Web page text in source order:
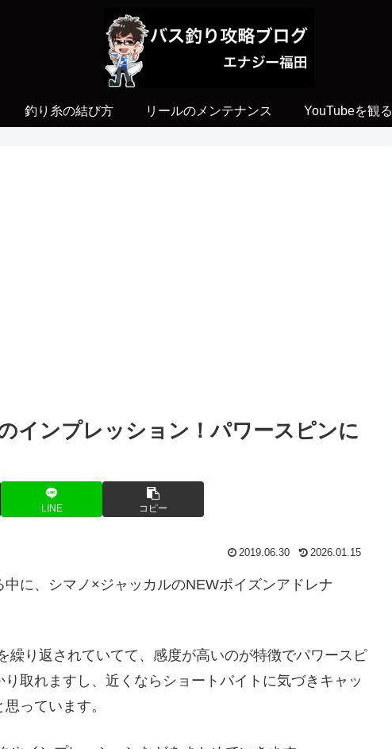
釣り糸の結び方 リールのメンテナンス YouTubeを観る
インプレッション！パワースピンに
LINE コピー
2019.06.30 2026.01.15
に、シマノ×ジャッカルのNEWポイズンアドレナ
繰り返されていてて、感度が高いのが特徴でパワースピ
取れますし、近くならショートバイトに気づきキャッ
っています。